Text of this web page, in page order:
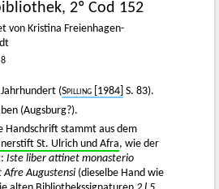
2º Cod 152
von Kristina Freienhagen-
(Spilling [1984] S. 83).
(Augsburg?).
Handschrift stammt aus dem
St. Ulrich und Afra, wie der
Iste liber attinet monasterio
Augustensi (dieselbe Hand wie